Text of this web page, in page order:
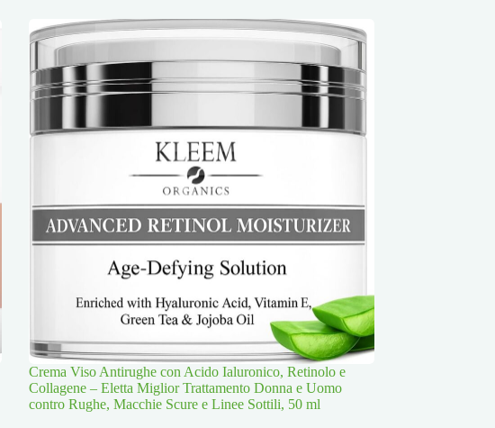
Crema Viso Antirughe con Acido Ialuronico, Retinolo e
Collagene – Eletta Miglior Trattamento Donna e Uomo
contro Rughe, Macchie Scure e Linee Sottili, 50 ml